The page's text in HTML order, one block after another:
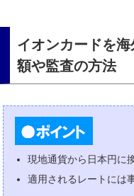
イオンカードを
額や監査の方法
現地通貨から日本円に
適用されるレートには